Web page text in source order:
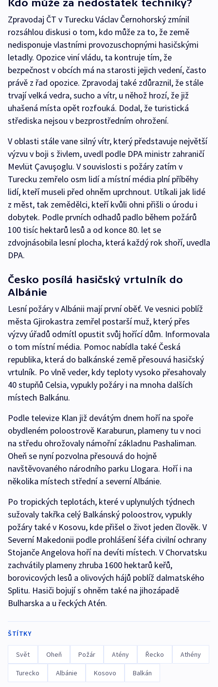
Kdo může za nedostatek techniky?
Zpravodaj ČT v Turecku Václav Černohorský zmínil
rozsáhlou diskusi o tom, kdo může za to, že země
nedisponuje vlastními provozuschopnými hasičskými
letadly. Opozice viní vládu, ta kontruje tím, že
bezpečnost v obcích má na starosti jejich vedení, často
právě z řad opozice. Zpravodaj také zdůraznil, že stále
trvají velká vedra, sucho a vítr, u něhož hrozí, že již
uhašená místa opět rozfouká. Dodal, že turistická
střediska nejsou v bezprostředním ohrožení.
V oblasti stále vane silný vítr, který představuje největší
výzvu v boji s živlem, uvedl podle DPA ministr zahraničí
Mevlüt Çavuşoglu. V souvislosti s požáry zatím v
Turecku zemřelo osm lidí a místní média plní příběhy
lidí, kteří museli před ohněm uprchnout. Utíkali jak lidé
z měst, tak zemědělci, kteří kvůli ohni přišli o úrodu i
dobytek. Podle prvních odhadů padlo během požárů
100 tisíc hektarů lesů a od konce 80. let se
zdvojnásobila lesní plocha, která každý rok shoří, uvedla
DPA.
Česko posílá hasičský vrtulník do
Albánie
Lesní požáry v Albánii mají první oběť. Ve vesnici poblíž
města Gjirokastra zemřel postarší muž, který přes
výzvy úřadů odmítl opustit svůj hořící dům. Informovala
o tom místní média. Pomoc nabídla také Česká
republika, která do balkánské země přesouvá hasičský
vrtulník. Po vlně veder, kdy teploty vysoko přesahovaly
40 stupňů Celsia, vypukly požáry i na mnoha dalších
místech Balkánu.
Podle televize Klan již devátým dnem hoří na spoře
obydleném poloostrově Karaburun, plameny tu v noci
na středu ohrožovaly námořní základnu Pashaliman.
Oheň se nyní pozvolna přesouvá do hojně
navštěvovaného národního parku Llogara. Hoří i na
několika místech střední a severní Albánie.
Po tropických teplotách, které v uplynulých týdnech
sužovaly takřka celý Balkánský poloostrov, vypukly
požáry také v Kosovu, kde přišel o život jeden člověk. V
Severní Makedonii podle prohlášení šéfa civilní ochrany
Stojanče Angelova hoří na devíti místech. V Chorvatsku
zachvátily plameny zhruba 1600 hektarů keřů,
borovicových lesů a olivových hájů poblíž dalmatského
Splitu. Hasiči bojují s ohněm také na jihozápadě
Bulharska a u řeckých Atén.
ŠTÍTKY
Svět Oheň Požár Atény Řecko Athény
Turecko Albánie Kosovo Balkán